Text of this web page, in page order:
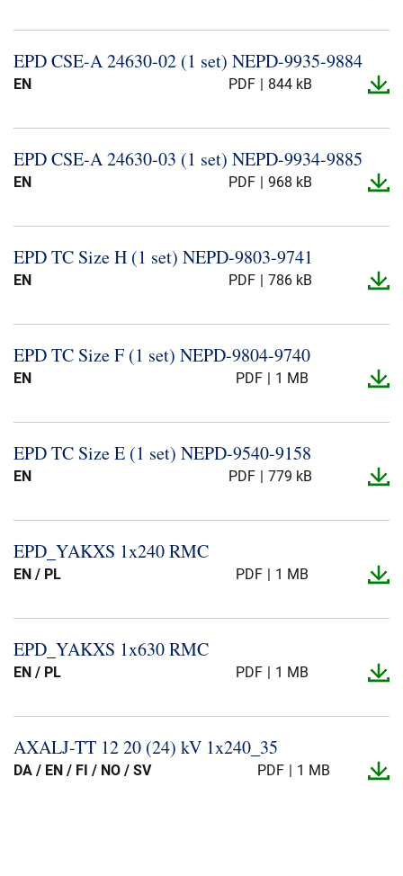
EPD CSE-​A 24630-​02 (1 set) NEPD-​9935-​9884
EN PDF 844 kB
EPD CSE-​A 24630-​03 (1 set) NEPD-​9934-​9885
EN PDF 968 kB
EPD TC Size H (1 set) NEPD-​9803-​9741
EN PDF 786 kB
EPD TC Size F (1 set) NEPD-​9804-​9740
EN PDF 1 MB
EPD TC Size E (1 set) NEPD-​9540-​9158
EN PDF 779 kB
EPD_​YAKXS 1x240 RMC
EN / PL PDF 1 MB
EPD_​YAKXS 1x630 RMC
EN / PL PDF 1 MB
AXALJ-​TT 12 20 (24) kV 1x240_​35
DA / EN / FI / NO / SV PDF 1 MB